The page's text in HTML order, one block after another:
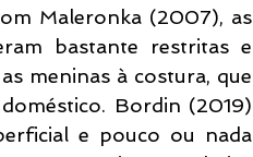
Maleronka (2007), as
bastante restritas e
meninas à costura, que
Bordin (2019)
e pouco ou nada